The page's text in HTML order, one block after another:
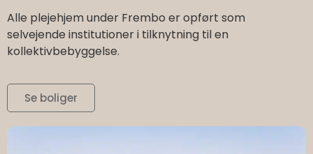
Alle plejehjem under Frembo er opført som
selvejende institutioner i tilknytning til en
kollektivbebyggelse.
Se boliger